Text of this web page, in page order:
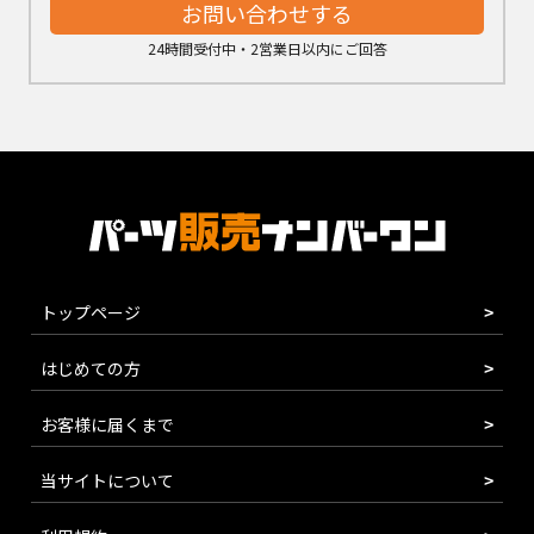
お問い合わせする
24時間受付中・2営業日以内にご回答
トップページ
はじめての方
お客様に届くまで
当サイトについて